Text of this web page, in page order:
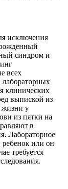
исключения
синдром и
всех
клинических
выпиской из
жизни у
из пятки на
в
Лабораторное
ребенок или он
требуется